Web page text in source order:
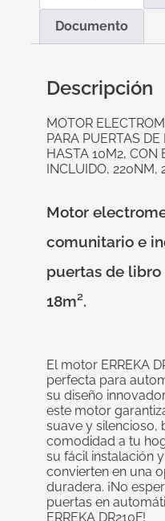
Documento
Descripción
MOTOR
PARA PUERTAS
HASTA 10M2, CON
INCLUIDO, 220NM,
Motor
comunitario e
puertas de libro
18m².
El motor ERREKA
perfecta para
su diseño
este motor
suave y silencioso,
comodidad a tu
su fácil instalación
convierten en una
duradera. ¡No
puertas en
ERREKA DR210F!